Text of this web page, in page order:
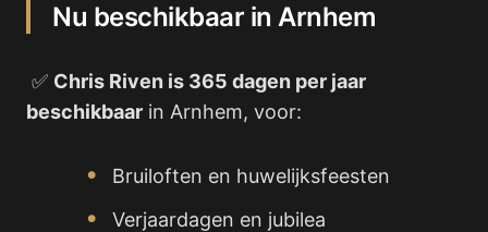
Nu beschikbaar in Arnhem
✅ Chris Riven is 365 dagen per jaar
beschikbaar in Arnhem, voor:
Bruiloften en huwelijksfeesten
Verjaardagen en jubilea